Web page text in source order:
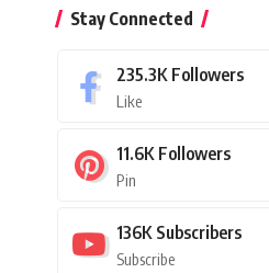
Stay Connected
235.3K Followers
Like
11.6K Followers
Pin
136K Subscribers
Subscribe